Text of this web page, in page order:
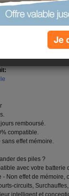
et compatibles.
procédons à des
Batterie Tablette -
remboursé.
compatible.
effet mémoire.
des piles ?
avec votre batterie
- Non effet de mémoire,
circuits,
intelligent et
Je